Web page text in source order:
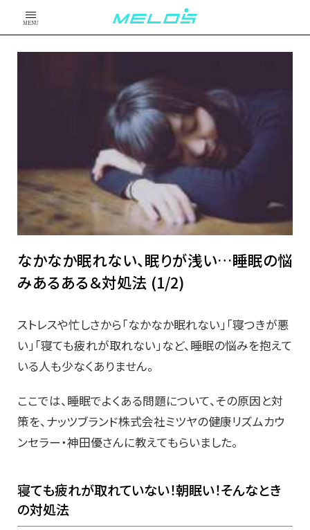
MENU
なかなか眠れない、眠りが浅い…睡眠の悩
みあるある＆対処法 (1/2)
ストレスや忙しさから「なかなか眠れない」「寝つきが悪
い」「寝ても疲れが取れない」など、睡眠の悩みを抱えて
いる人も少なくありません。
ここでは、睡眠でよくある問題について、その原因と対
策を、ナッツブランド株式会社ミツヤの健康リズムカウ
ンセラー・神田優さんに教えてもらいました。
寝ても疲れが取れていない！朝眠い！そんなとき
の対処法